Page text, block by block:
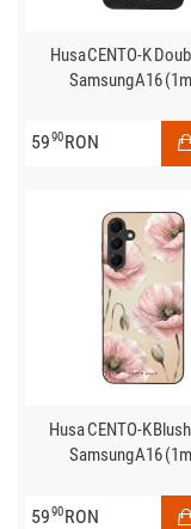
Husa CENTO-K
Samsung A16
5990RON
Husa CENTO-K
Samsung A16
5990RON